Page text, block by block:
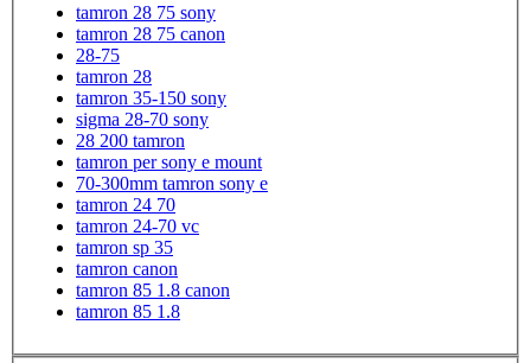
tamron 28 75 sony
tamron 28 75 canon
28-75
tamron 28
tamron 35-150 sony
sigma 28-70 sony
28 200 tamron
tamron per sony e mount
70-300mm tamron sony e
tamron 24 70
tamron 24-70 vc
tamron sp 35
tamron canon
tamron 85 1.8 canon
tamron 85 1.8